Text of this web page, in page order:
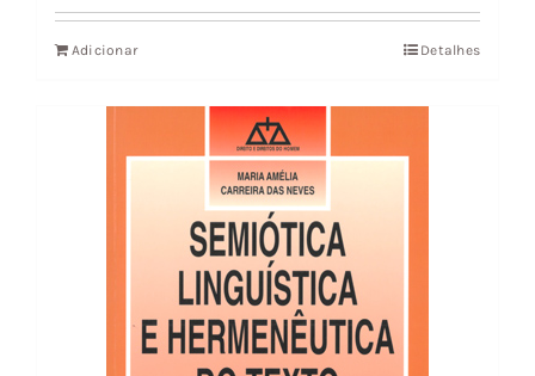
original
era:
atual
Adicionar Detalhes